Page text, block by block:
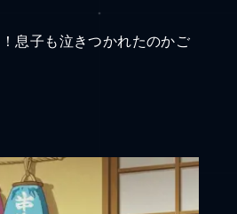
息子も泣きつかれたのかご